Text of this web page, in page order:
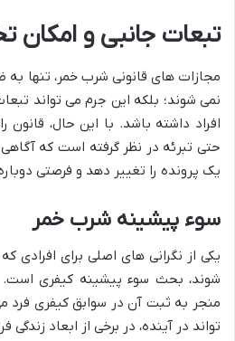
تبعات جانبی و امکان
مجازات های قانونی شرب خمر، تنها
نمی شوند؛ بلکه این جرم می تواند
افراد داشته باشد. با این حال، قانون
حتی تبرئه در نظر گرفته است که
یک پرونده را تغییر دهد و فرصتی
سوء پیشینه شرب خمر
یکی از نگرانی های اصلی برای
شوند، بحث سوء پیشینه کیفری است.
منجر به ثبت آن در سوابق کیفری فرد
تواند در آینده، در برخی از ابعاد زندگی